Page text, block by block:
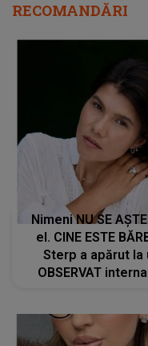
RECOMANDĂRI
Nimeni NU SE
el. CINE ESTE
Sterp a apărut la
OBSERVAT